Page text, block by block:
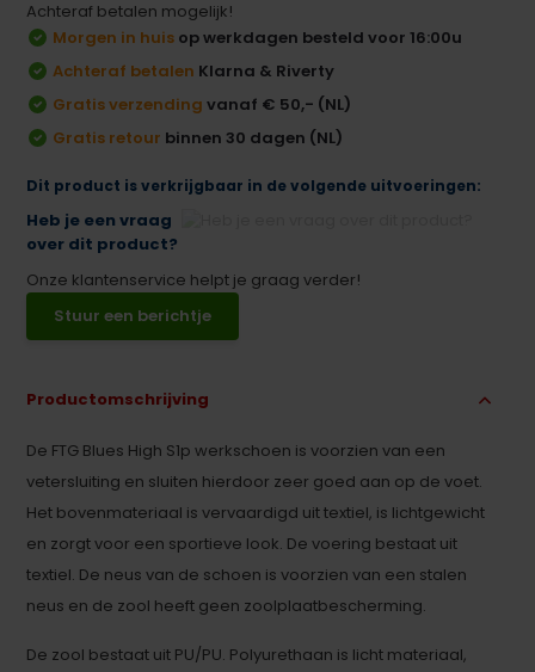
Achteraf betalen mogelijk!
Morgen in huis op werkdagen besteld voor 16:00u
Achteraf betalen Klarna & Riverty
Gratis verzending vanaf € 50,- (NL)
Gratis retour binnen 30 dagen (NL)
Dit product is verkrijgbaar in de volgende uitvoeringen:
Heb je een vraag
over dit product?
Onze klantenservice helpt je graag verder!
Stuur een berichtje
Productomschrijving
De FTG Blues High S1p werkschoen is voorzien van een
vetersluiting en sluiten hierdoor zeer goed aan op de voet.
Het bovenmateriaal is vervaardigd uit textiel, is lichtgewicht
en zorgt voor een sportieve look. De voering bestaat uit
textiel. De neus van de schoen is voorzien van een stalen
neus en de zool heeft geen zoolplaatbescherming.
De zool bestaat uit PU/PU. Polyurethaan is licht materiaal,